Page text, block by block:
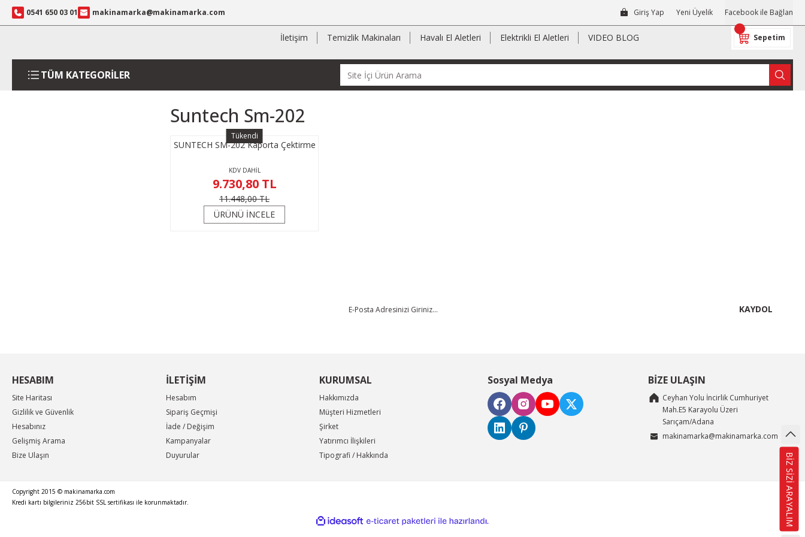
0541 650 03 01 makinamarka@makinamarka.com Giriş Yap Yeni Üyelik Facebook ile Bağlan
İletişim Temizlik Makinaları Havalı El Aletleri Elektrikli El Aletleri VIDEO BLOG Sepetim
TÜM KATEGORİLER
Suntech Sm-202
Tükendi
SUNTECH SM-202 Kaporta Çektirme
KDV DAHİL
9.730,80 TL
11.448,00 TL
ÜRÜNÜ İNCELE
KAYDOL
HESABIM
Site Haritası
Gizlilik ve Güvenlik
Hesabınız
Gelişmiş Arama
Bize Ulaşın
İLETİŞİM
Hesabım
Sipariş Geçmişi
İade / Değişim
Kampanyalar
Duyurular
KURUMSAL
Hakkımızda
Müşteri Hizmetleri
Şirket
Yatırımcı İlişkileri
Tipografi / Hakkında
Sosyal Medya BİZE ULAŞIN
Ceyhan Yolu İncirlik Cumhuriyet
Mah.E5 Karayolu Üzeri
Sarıçam/Adana
makinamarka@makinamarka.com
Copyright 2015 © makinamarka.com
Kredi kartı bilgileriniz 256bit SSL sertifikası ile korunmaktadır.
BİZ SİZİ ARAYALIM
ideasoft
e-